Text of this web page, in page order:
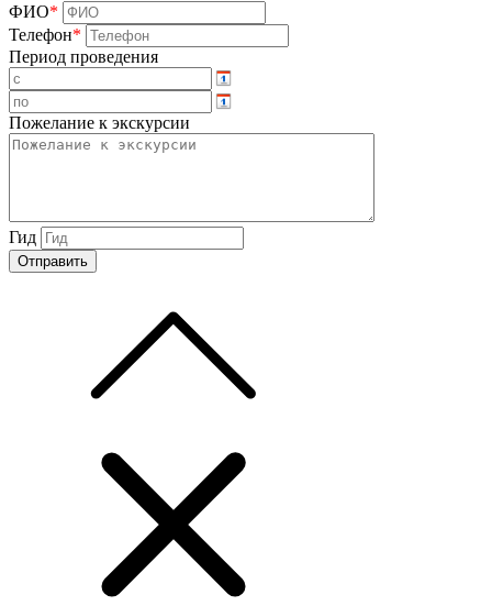
ФИО*
Телефон*
Период проведения
Пожелание к экскурсии
Гид